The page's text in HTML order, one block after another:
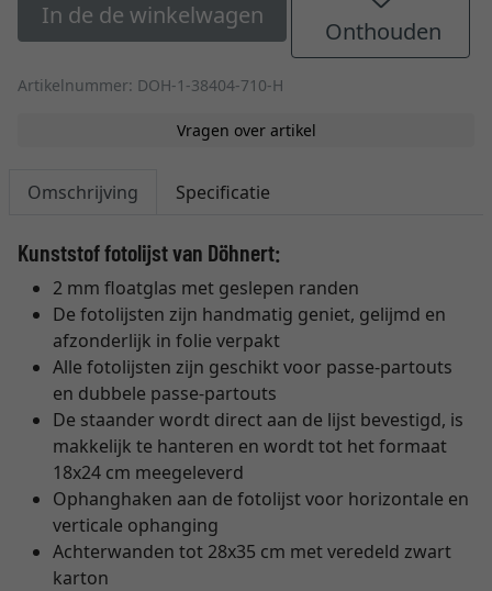
In de de winkelwagen
Onthouden
Artikelnummer: DOH-1-38404-710-H
Vragen over artikel
Omschrijving Specificatie
Kunststof fotolijst van Döhnert:
2 mm floatglas met geslepen randen
De fotolijsten zijn handmatig geniet, gelijmd en
afzonderlijk in folie verpakt
Alle fotolijsten zijn geschikt voor passe-partouts
en dubbele passe-partouts
De staander wordt direct aan de lijst bevestigd, is
makkelijk te hanteren en wordt tot het formaat
18x24 cm meegeleverd
Ophanghaken aan de fotolijst voor horizontale en
verticale ophanging
Achterwanden tot 28x35 cm met veredeld zwart
karton